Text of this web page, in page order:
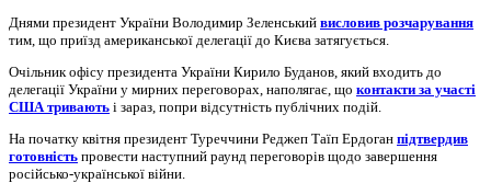
Днями президент України Володимир Зеленський висловив розчарування
тим, що приїзд американської делегації до Києва затягується.
Очільник офісу президента України Кирило Буданов, який входить до
делегації України у мирних переговорах, наполягає, що контакти за участі
США тривають і зараз, попри відсутність публічних подій.
На початку квітня президент Туреччини Реджеп Таїп Ердоган підтвердив
готовність провести наступний раунд переговорів щодо завершення
російсько-української війни.